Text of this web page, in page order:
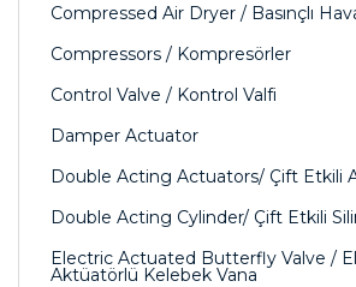
Compressed Air Dryer / Basınçlı
Compressors / Kompresörler
Control Valve / Kontrol Valfi
Damper Actuator
Double Acting Actuators/ Çift Etkili
Double Acting Cylinder/ Çift Etkili
Electric Actuated Butterfly Valve /
Aktüatörlü Kelebek Vana